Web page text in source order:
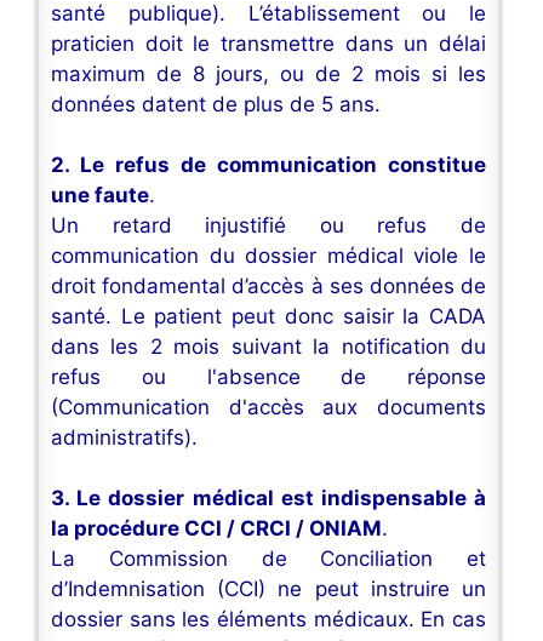
santé publique). L’établissement ou le
praticien doit le transmettre dans un délai
maximum de 8 jours, ou de 2 mois si les
données datent de plus de 5 ans.
2. Le refus de communication constitue
une faute.
Un retard injustifié ou refus de
communication du dossier médical viole le
droit fondamental d’accès à ses données de
santé. Le patient peut donc saisir la CADA
dans les 2 mois suivant la notification du
refus ou l'absence de réponse
(Communication d'accès aux documents
administratifs).
3. Le dossier médical est indispensable à
la procédure CCI / CRCI / ONIAM.
La Commission de Conciliation et
d’Indemnisation (CCI) ne peut instruire un
dossier sans les éléments médicaux. En cas